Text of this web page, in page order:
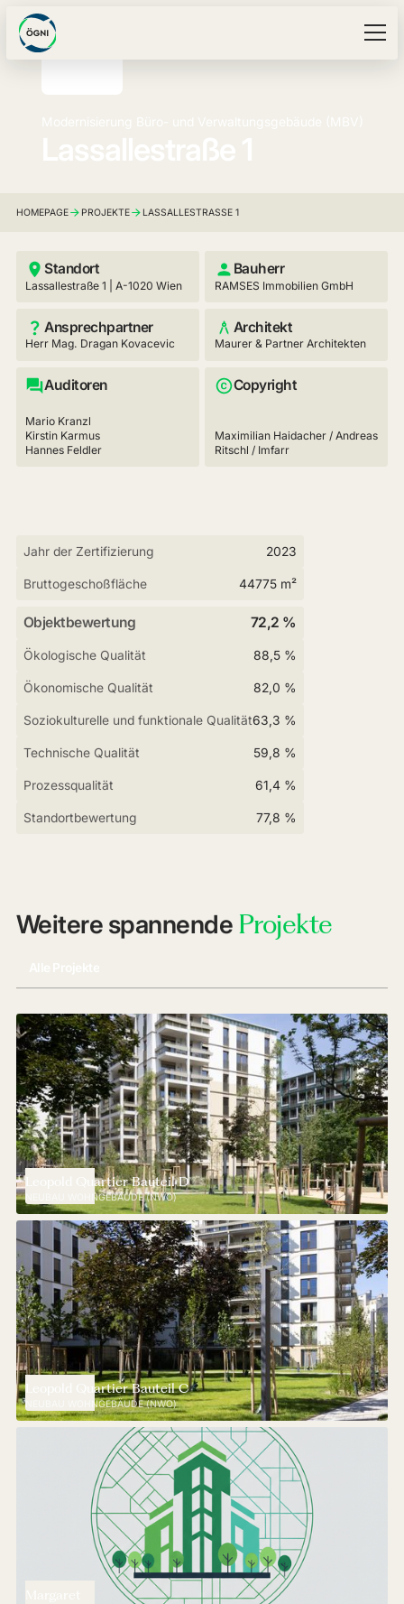
HOMEPAGE PROJEKTE LASSALLESTRASSE 1
Standort
Lassallestraße 1 | A-1020 Wien
Bauherr
RAMSES Immobilien GmbH
Ansprechpartner
Herr Mag. Dragan Kovacevic
Architekt
Maurer & Partner Architekten
Auditoren
Mario Kranzl
Kirstin Karmus
Hannes Feldler
Copyright
Maximilian Haidacher / Andreas
Ritschl / Imfarr
Jahr der Zertifizierung 2023
Bruttogeschoßfläche 44775 m²
Objektbewertung 72,2 %
Ökologische Qualität 88,5 %
Ökonomische Qualität 82,0 %
Soziokulturelle und funktionale Qualität63,3 %
Technische Qualität 59,8 %
Prozessqualität 61,4 %
Standortbewertung 77,8 %
Weitere spannende Projekte
Leopold Quartier Bauteil D
NEUBAU WOHNGEBÄUDE (NWO)
Leopold Quartier Bauteil C
NEUBAU WOHNGEBÄUDE (NWO)